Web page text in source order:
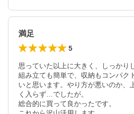
満足
5
思っていた以上に大きく、しっかり
組み立ても簡単で、収納もコンパク
いと思います。やり方が悪いのか、
く入らず…でしたが。
総合的に買って良かったです。